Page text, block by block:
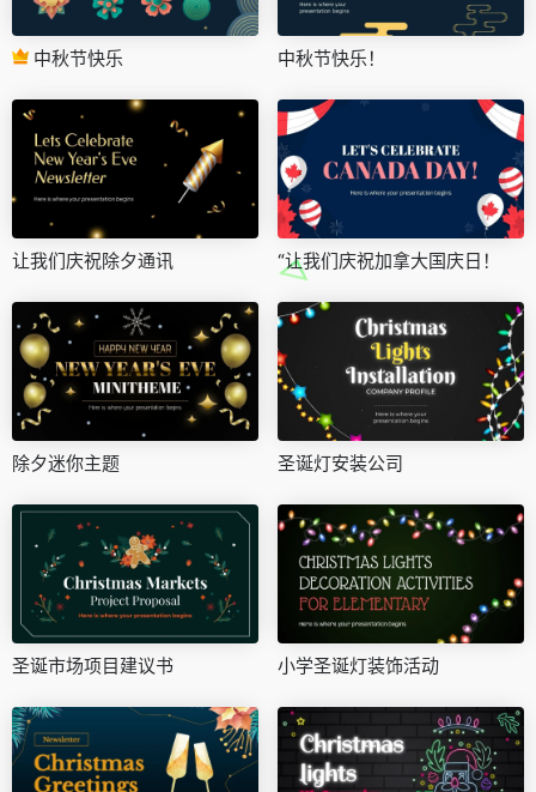
中秋节快乐 中秋节快乐！
让我们庆祝除夕通讯 “让我们庆祝加拿大国庆日！
除夕迷你主题 圣诞灯安装公司
圣诞市场项目建议书 小学圣诞灯装饰活动